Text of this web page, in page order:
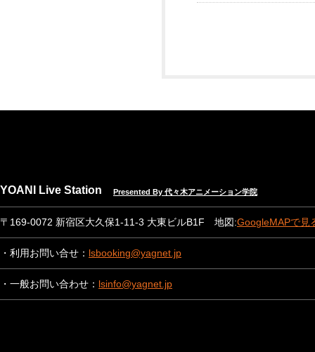
YOANI Live Station Presented By 代々木アニメーション学院
〒169-0072 新宿区大久保1-11-3 大東ビルB1F 地図:GoogleMAPで見
・利用お問い合せ： lsbooking@yagnet.jp
・一般お問い合わせ： lsinfo@yagnet.jp